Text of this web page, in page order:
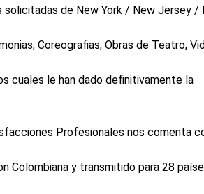
solicitadas de New York / New Jersey /
Coreografias, Obras de Teatro,
cuales le han dado definitivamente la
Profesionales nos comenta
Colombiana y transmitido para 28